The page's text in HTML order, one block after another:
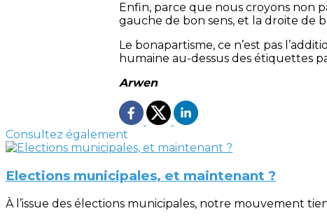
Enfin, parce que nous croyons non
gauche de bon sens, et la droite de
Le bonapartisme, ce n’est pas
humaine au-dessus des étiquettes
Arwen
Consultez également
Elections municipales, et maintenant ?
À l’issue des élections municipales, notre mouvement